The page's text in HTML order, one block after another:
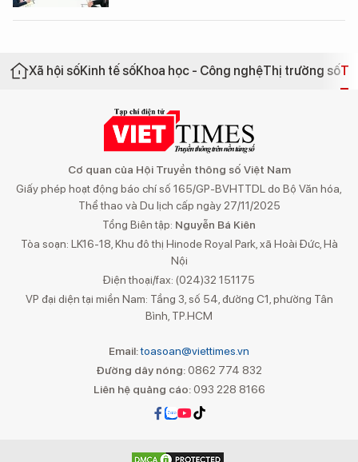
Xã hội sốKinh tế sốKhoa học - Công nghệThị trường số
Cơ quan của Hội Truyền thông số Việt Nam
Giấy phép hoạt động báo chí số 165/GP-BVHTTDL do Bộ Văn hóa,
Thể thao và Du lịch cấp ngày 27/11/2025
Tổng Biên tập: Nguyễn Bá Kiên
Tòa soạn: LK16-18, Khu đô thị Hinode Royal Park, xã Hoài Đức, Hà
Nội
Điện thoại/fax: (024)32 151175
VP đại diện tại miền Nam: Tầng 3, số 54, đường C1, phường Tân
Bình, TP.HCM
Email:toasoan@viettimes.vn
Đường dây nóng: 0862 774 832
Liên hệ quảng cáo:093 228 8166